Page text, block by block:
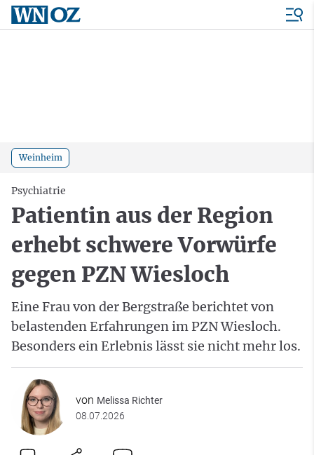
Weinheim
Psychiatrie
Patientin aus der Region
erhebt schwere Vorwürfe
gegen PZN Wiesloch
Eine Frau von der Bergstraße berichtet von
belastenden Erfahrungen im PZN Wiesloch.
Besonders ein Erlebnis lässt sie nicht mehr los.
von Melissa Richter
08.07.2026